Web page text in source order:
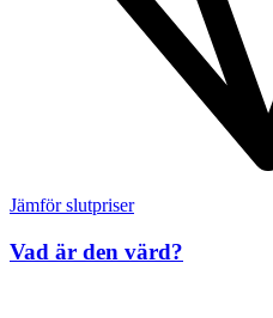
Jämför slutpriser
Vad är den värd?